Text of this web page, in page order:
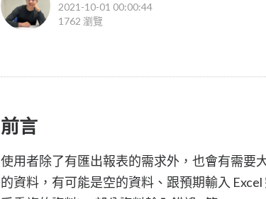
2021-10-01 00:00:44
1762 瀏覽
前言
使用者除了有匯出報表的需求外，也會有需要
的資料，有可能是空的資料、跟預期輸入